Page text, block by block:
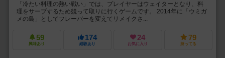
「冷たい料理の熱い戦い」では、プレイヤーはウェイターとなり、料
理をサーブするため競って取りに行くゲームです。 2014年に「ウミガ
メの島」としてフレーバーを変えてリメイクさ...
59
興味あり
174
経験あり
24
お気に入り
79
持ってる